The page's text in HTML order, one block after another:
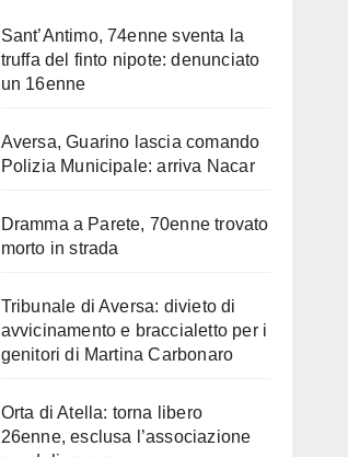
Sant’Antimo, 74enne sventa la
truffa del finto nipote: denunciato
un 16enne
Aversa, Guarino lascia comando
Polizia Municipale: arriva Nacar
Dramma a Parete, 70enne trovato
morto in strada
Tribunale di Aversa: divieto di
avvicinamento e braccialetto per i
genitori di Martina Carbonaro
Orta di Atella: torna libero
26enne, esclusa l’associazione